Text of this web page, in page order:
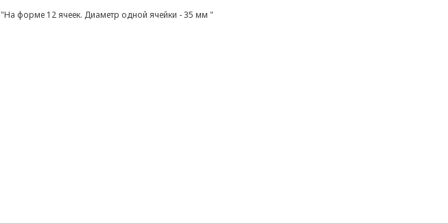
"На форме 12 ячеек. Диаметр одной ячейки - 35 мм "